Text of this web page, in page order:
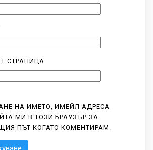
СТРАНИЦА
НА ИМЕТО, ИМЕЙЛ АДРЕСА
МИ В ТОЗИ БРАУЗЪР ЗА
ПЪТ КОГАТО КОМЕНТИРАМ.